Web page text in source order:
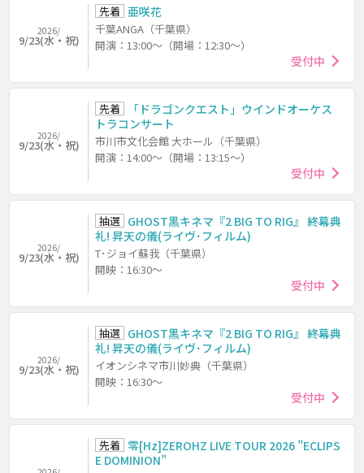
2026/
9/23(水・祝)
先着 亜咲花
千葉ANGA（千葉県）
開演：13:00～（開場：12:30～）
受付中
2026/
9/23(水・祝)
先着
「ドラゴンクエスト」ウインドオーケス
トラコンサート
市川市文化会館 大ホール（千葉県）
開演：14:00～（開場：13:15～）
受付中
2026/
9/23(水・祝)
抽選 GHOST黒キネマ『2 BIG TO RIG』 終幕典
礼! 昇天の儀(ライヴ･フィルム)
T･ジョイ蘇我（千葉県）
開映：16:30～
受付中
2026/
9/23(水・祝)
抽選 GHOST黒キネマ『2 BIG TO RIG』 終幕典
礼! 昇天の儀(ライヴ･フィルム)
イオンシネマ市川妙典（千葉県）
開映：16:30～
受付中
先着 零[Hz]ZEROHZ LIVE TOUR 2026 ”ECLIPS
E DOMINION”